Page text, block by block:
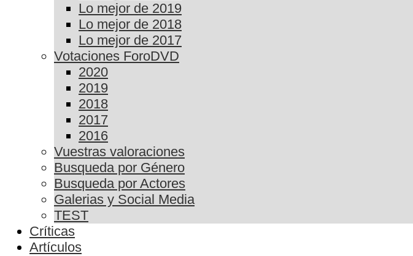
Lo mejor de 2019
Lo mejor de 2018
Lo mejor de 2017
Votaciones ForoDVD
2020
2019
2018
2017
2016
Vuestras valoraciones
Busqueda por Género
Busqueda por Actores
Galerias y Social Media
TEST
Críticas
Artículos